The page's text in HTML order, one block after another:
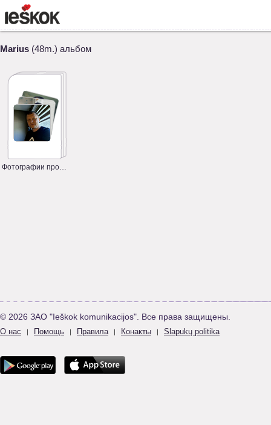
Marius (48m.) альбом
Фотографии профиля
© 2026 ЗАО "Ieškok komunikacijos". Все права защищены.
О нас | Помощь | Правила | Конакты | Slapukų politika